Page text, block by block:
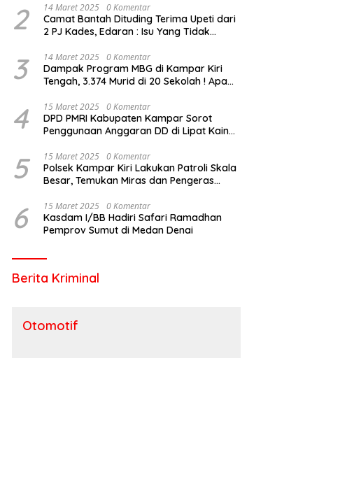
2 14 Maret 2025 0 Komentar
Camat Bantah Dituding Terima Upeti dari
2 PJ Kades, Edaran : Isu Yang Tidak
3 14 Maret 2025 0 Komentar
Dampak Program MBG di Kampar Kiri
Tengah, 3.374 Murid di 20 Sekolah ! Apa
4 15 Maret 2025 0 Komentar
DPD PMRI Kabupaten Kampar Sorot
Penggunaan Anggaran DD di Lipat Kain
5 15 Maret 2025 0 Komentar
Polsek Kampar Kiri Lakukan Patroli Skala
Besar, Temukan Miras dan Pengeras
6 15 Maret 2025 0 Komentar
Kasdam I/BB Hadiri Safari Ramadhan
Pemprov Sumut di Medan Denai
Berita Kriminal
Otomotif